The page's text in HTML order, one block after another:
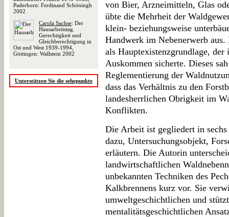
Paderborn: Ferdinand Schöningh
2002
Carola Sachse: Der
Hausarbeitstag.
Gerechtigkeit und
Gleichberechtigung in
Ost und West 1939-1994,
Göttingen: Wallstein 2002
Unterstützen Sie die sehepunkte
von Bier, Arzneimitteln, Glas
übte die Mehrheit der
klein- beziehungsweise
Handwerk im Nebenerwerb
als Hauptexistenzgrundlage,
Auskommen sicherte. Dieses
Reglementierung der
dass das Verhältnis zu den
landesherrlichen Obrigkeit im
Konflikten.
Die Arbeit ist gegliedert in
dazu, Untersuchungsobjekt,
erläutern. Die Autorin
landwirtschaftlichen
unbekannten Techniken des
Kalkbrennens kurz vor. Sie
umweltgeschichtlichen und
mentalitätsgeschichtlichen